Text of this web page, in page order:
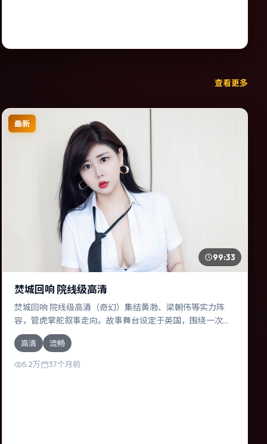
查看更多
最新
99:33
焚城回响 院线级高清
焚城回响 院线级高清（奇幻）集结黄渤、梁朝伟等实力阵
容，管虎掌舵叙事走向。故事舞台设定于英国，围绕一次意
外选择展开连锁反应；配乐与色彩高度服务于主题，结尾留
白耐人寻味。
高清 流畅
5.2万 37个月前